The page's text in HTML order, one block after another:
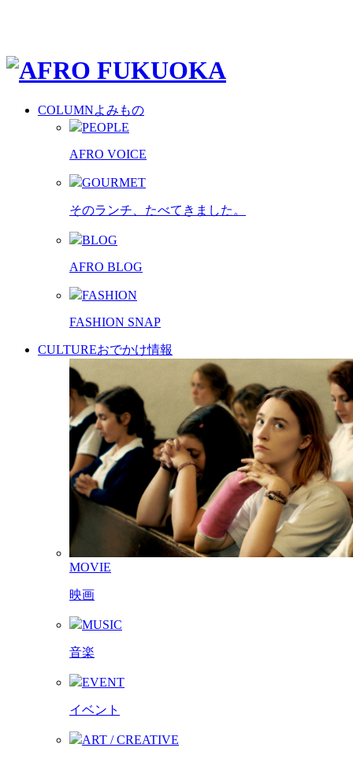
COLUMNよみもの
PEOPLE
AFRO VOICE
GOURMET
そのランチ、たべてきました。
BLOG
AFRO BLOG
FASHION
FASHION SNAP
CULTUREおでかけ情報
MOVIE
映画
MUSIC
音楽
EVENT
イベント
ART / CREATIVE